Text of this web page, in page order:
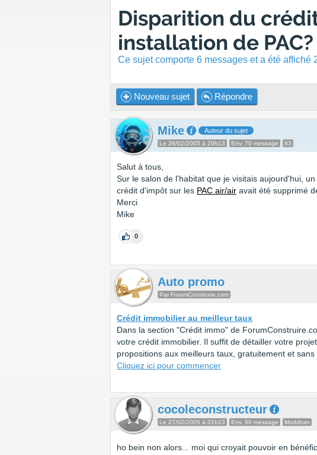
Disparition du
installation de PAC?
Ce sujet comporte 6 messages et a été affiché
Nouveau sujet Répondre
Mike Auteur du sujet
Le 26/02/2005 à 20h13 Env. 70 message 83
Salut à tous,
Sur le salon de l'habitat que je visitais aujourd'hui,
crédit d'impôt sur les PAC air/air avait été supprimé
Merci
Mike
0
Auto promo
Par ForumConstruire.com
Crédit immobilier au meilleur taux
Dans la section "Crédit immo" de
votre crédit immobilier. Il suffit de détailler votre
propositions aux meilleurs taux, gratuitement et sans
Cliquez ici pour commencer
cocoleconstructeur
Le 27/02/2005 à 01h23 Env. 60 message Morbihan
ho bein non alors... moi qui croyait pouvoir en